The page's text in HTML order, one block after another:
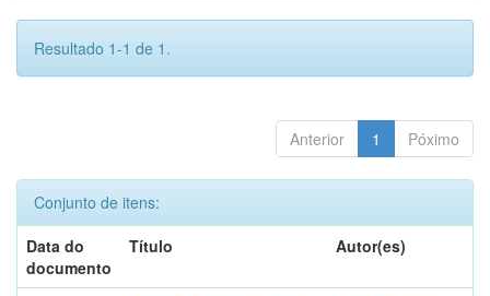
Resultado 1-1 de 1.
Anterior 1 Póximo
Conjunto de itens:
Data do
documento
Título Autor(es)